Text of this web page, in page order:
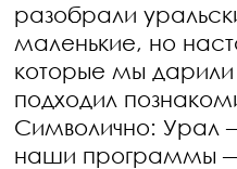
разобрали
маленькие, но
которые мы
подходил
Символично: Урал
наши программы